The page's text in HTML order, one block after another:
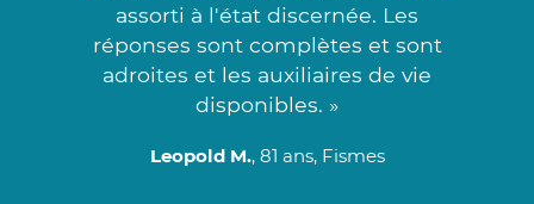
assorti à l'état discernée. Les
réponses sont complètes et sont
adroites et les auxiliaires de vie
disponibles. »
Leopold M., 81 ans, Fismes